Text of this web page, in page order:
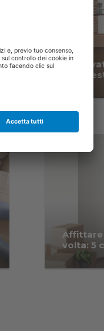
case
Affittare
volta: 5